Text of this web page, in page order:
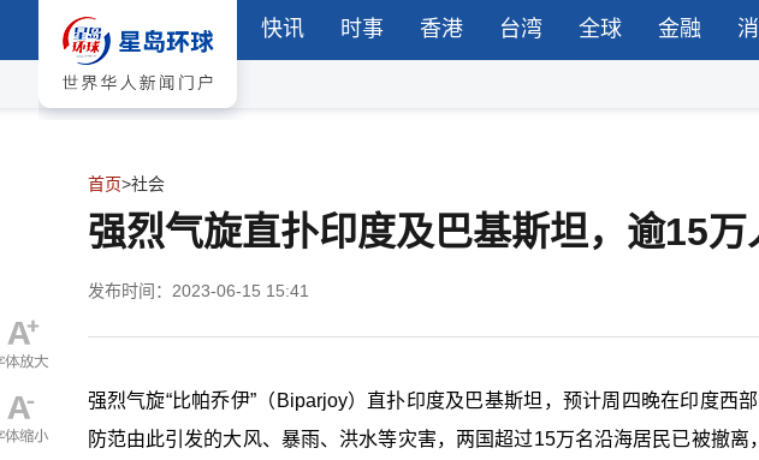
快讯 时事 香港 台湾 全球 金融
首页>社会
强烈气旋直扑印度及巴基斯坦，逾15万
发布时间：2023-06-15 15:41
强烈气旋“比帕乔伊”（Biparjoy）直扑印度及巴基斯坦，预计周四晚在印度西
防范由此引发的大风、暴雨、洪水等灾害，两国超过15万名沿海居民已被撤离